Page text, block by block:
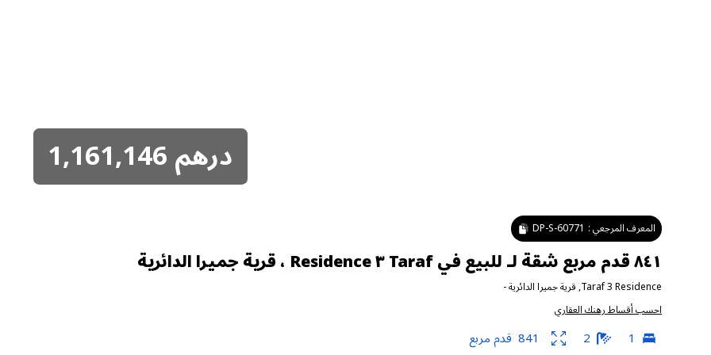
درهم1,161,146
المعرف المرجعي : DP-S-60771
٨٤١ قدم مربع شقة لـ للبيع في Taraf ٣ Residence ، قرية جميرا الدائرية
Taraf 3 Residence
,قرية جميرا الدائرية-
احسب أقساط رهنك العقاري
1
2
841 قدم مربع